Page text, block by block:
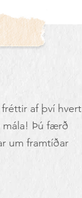
af því hvert
mála! Þú færð
um framtíðar